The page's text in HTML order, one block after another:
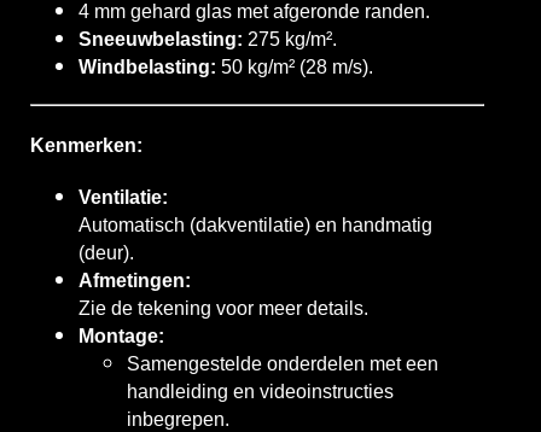
4 mm gehard glas met afgeronde randen.
Sneeuwbelasting: 275 kg/m².
Windbelasting: 50 kg/m² (28 m/s).
Kenmerken:
Ventilatie:
Automatisch (dakventilatie) en handmatig
(deur).
Afmetingen:
Zie de tekening voor meer details.
Montage:
Samengestelde onderdelen met een
handleiding en videoinstructies
inbegrepen.